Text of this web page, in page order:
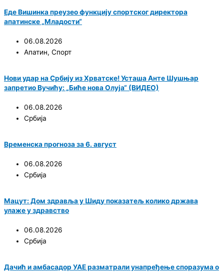
Еде Вишинка преузео функцију спортског директора
апатинске „Младости“
06.08.2026
Апатин, Спорт
Нови удар на Србију из Хрватске! Усташа Анте Шушњар
запретио Вучићу: „Биће нова Олуја“ (ВИДЕО)
06.08.2026
Србија
Временска прогноза за 6. август
06.08.2026
Србија
Мацут: Дом здравља у Шиду показатељ колико држава
улаже у здравство
06.08.2026
Србија
Дачић и амбасадор УАЕ разматрали унапређење споразума о